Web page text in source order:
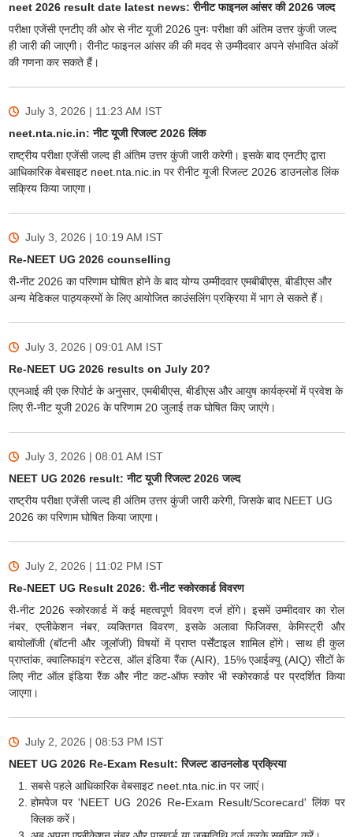
neet 2026 result date latest news: रीनीट फाइनल आंसर की 2026 जल्द
परीक्षा एजेंसी एनटीए की ओर से नीट यूजी 2026 पुनः परीक्षा की अंतिम उत्तर कुंजी जल्द
ही जारी की जाएगी। रीनीट फाइनल आंसर की की मदद से उम्मीदवार अपने संभावित अंकों
की गणना कर सकते हैं।
July 3, 2026 | 11:23 AM IST
neet.nta.nic.in: नीट यूजी रिजल्ट 2026 लिंक
राष्ट्रीय परीक्षा एजेंसी जल्द ही अंतिम उत्तर कुंजी जारी करेगी। इसके बाद एनटीए द्वारा
आधिकारिक वेबसाइट neet.nta.nic.in पर रीनीट यूजी रिजल्ट 2026 डाउनलोड लिंक
सक्रिय किया जाएगा।
July 3, 2026 | 10:19 AM IST
Re-NEET UG 2026 counselling
री-नीट 2026 का परिणाम घोषित होने के बाद योग्य उम्मीदवार एमबीबीएस, बीडीएस और
अन्य मेडिकल पाठ्यक्रमों के लिए आयोजित काउंसलिंग प्रक्रिया में भाग ले सकते हैं।
July 3, 2026 | 09:01 AM IST
Re-NEET UG 2026 results on July 20?
एएनआई की एक रिपोर्ट के अनुसार, एमबीबीएस, बीडीएस और आयुष कार्यक्रमों में प्रवेश के
लिए री-नीट यूजी 2026 के परिणाम 20 जुलाई तक घोषित किए जाएंगे।
July 3, 2026 | 08:01 AM IST
NEET UG 2026 result: नीट यूजी रिजल्ट 2026 जल्द
राष्ट्रीय परीक्षा एजेंसी जल्द ही अंतिम उत्तर कुंजी जारी करेगी, जिसके बाद NEET UG
2026 का परिणाम घोषित किया जाएगा।
July 2, 2026 | 11:02 PM IST
Re-NEET UG Result 2026: री-नीट स्कोरकार्ड विवरण
री-नीट 2026 स्कोरकार्ड में कई महत्वपूर्ण विवरण दर्ज होंगे। इसमें उम्मीदवार का रोल
नंबर, एप्लीकेशन नंबर, व्यक्तिगत विवरण, इसके अलावा फिजिक्स, केमिस्ट्री और
बायोलॉजी (बॉटनी और जूलॉजी) विषयों में प्राप्त पर्सेंटाइल शामिल होंगे। साथ ही कुल
प्राप्तांक, क्वालिफाइंग स्टेटस, ऑल इंडिया रैंक (AIR), 15% एआईक्यू (AIQ) सीटों के
लिए नीट ऑल इंडिया रैंक और नीट कट-ऑफ स्कोर भी स्कोरकार्ड पर प्रदर्शित किया
जाएगा।
July 2, 2026 | 08:53 PM IST
NEET UG 2026 Re-Exam Result: रिजल्ट डाउनलोड प्रक्रिया
सबसे पहले आधिकारिक वेबसाइट neet.nta.nic.in पर जाएं।
होमपेज पर 'NEET UG 2026 Re-Exam Result/Scorecard' लिंक पर
क्लिक करें।